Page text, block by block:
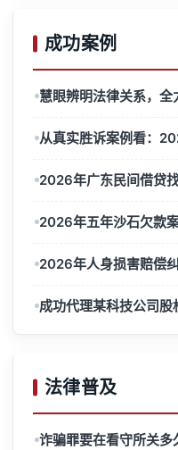
成功案例
慧眼辨明法律关系，
从真实胜诉案例看：
2026年广东民间借贷
2026年五年沙石欠款
2026年人身损害赔偿
成功代理某科技公司
法律普及
诈骗罪要在看守所关